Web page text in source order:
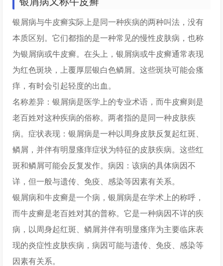
银屑病与牛皮癣实际上是同一种疾病的两种叫法，没有
本质区别。它们都指的是一种常见的慢性皮肤病，也称
为银屑病或牛皮癣。在头上，银屑病或牛皮癣通常表现
为红色斑块，上覆厚层银白色鳞屑。这些斑块可能会瘙
痒，有时会引起轻度的出血。
名称差异：银屑病是医学上的专业术语，而牛皮癣则是
老百姓对这种疾病的俗称。两者指的是同一种皮肤疾
病。症状表现：银屑病是一种以周身皮肤反复起红斑、
鳞屑，并伴有明显瘙痒症状为特征的皮肤疾病。这些红
斑和鳞屑可能会反复发作。病因：该病的具体病因不
详，但一般与遗传、免疫、感染等因素有关系。
银屑病和牛皮癣是一个病，银屑病是在学术上的称呼，
而牛皮癣是老百姓对其的普称。它是一种病因不详的疾
病，以周身起红斑、鳞屑并伴有明显瘙痒为主要临床表
现的炎症性皮肤疾病，病因可能与遗传、免疫、感染等
因素有关系。